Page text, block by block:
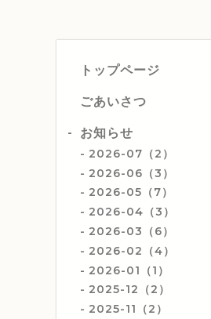
トップページ
ごあいさつ
お知らせ
2026-07（2）
2026-06（3）
2026-05（7）
2026-04（3）
2026-03（6）
2026-02（4）
2026-01（1）
2025-12（2）
2025-11（2）